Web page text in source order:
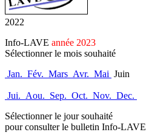
2022
Info-LAVE année 2023
Sélectionner le mois souhaité
Jan. Fév. Mars Avr. Mai Juin
Jui. Aou. Sep. Oct. Nov. Dec.
Sélectionner le jour souhaité
pour consulter le bulletin Info-LAVE